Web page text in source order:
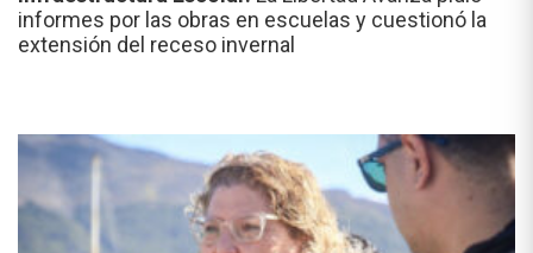
informes por las obras en escuelas y cuestionó la
extensión del receso invernal